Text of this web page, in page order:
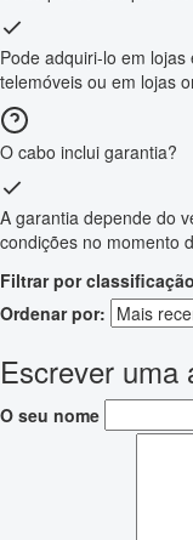
Pode adquiri-lo em
telemóveis ou em lojas
O cabo inclui garantia?
A garantia depende do
condições no momento
Filtrar por
Ordenar por:
Escrever uma
O seu nome